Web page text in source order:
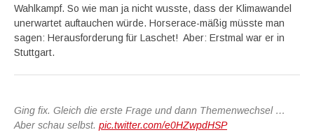
Wahlkampf. So wie man ja nicht wusste, dass der Klimawandel
unerwartet auftauchen würde. Horserace-mäßig müsste man
sagen: Herausforderung für Laschet! Aber: Erstmal war er in
Stuttgart.
Ging fix. Gleich die erste Frage und dann Themenwechsel …
Aber schau selbst. pic.twitter.com/e0HZwpdHSP